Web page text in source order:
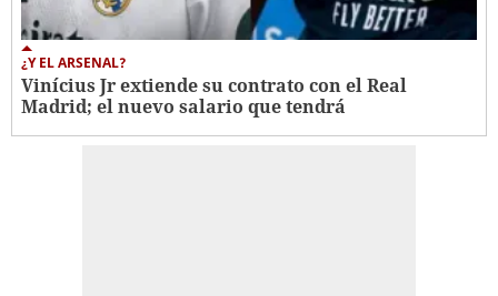
¿Y EL ARSENAL?
Vinícius Jr extiende su contrato con el Real
Madrid; el nuevo salario que tendrá